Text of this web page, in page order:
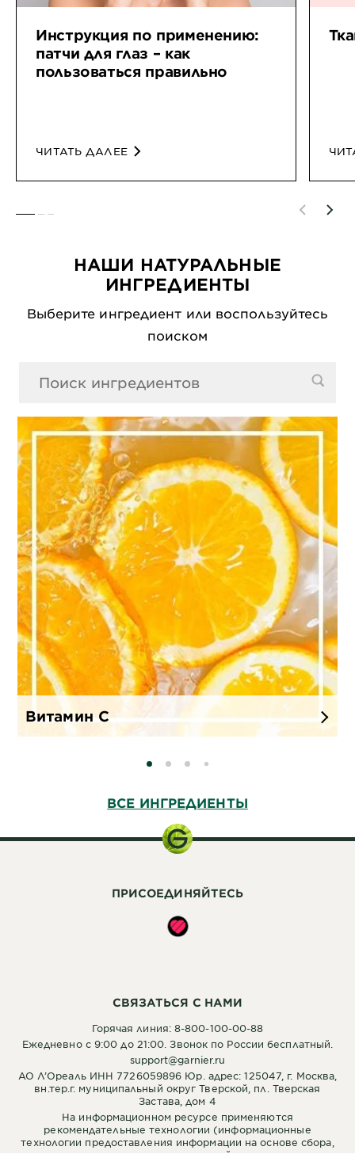
Инструкция по применению:
патчи для глаз – как
пользоваться правильно
ЧИТАТЬ ДАЛЕЕ
НАШИ НАТУРАЛЬНЫЕ
ИНГРЕДИЕНТЫ
Выберите ингредиент или воспользуйтесь
поиском
Витамин C
SLIDE 0
SLIDE 1
SLIDE 2
SLIDE 3
ВСЕ ИНГРЕДИЕНТЫ
СВЯЗАТЬСЯ С НАМИ
Горячая линия: 8-800-100-00-88
Ежедневно с 9:00 до 21:00. Звонок по России бесплатный.
support@garnier.ru
АО Л’Ореаль ИНН 7726059896 Юр. адрес: 125047, г. Москва,
вн.тер.г. муниципальный округ Тверской, пл. Тверская
Застава, дом 4
На информационном ресурсе применяются
рекомендательные технологии (информационные
технологии предоставления информации на основе сбора,
систематизации и анализа сведений, относящихся к
ПРИСОЕДИНЯЙТЕСЬ